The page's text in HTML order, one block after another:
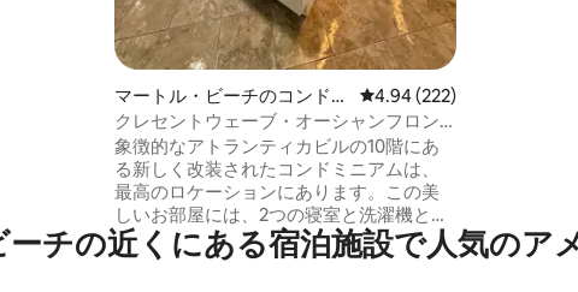
ング、ア
マートル・ビーチのコンドミ
ニアム
レビュー222件、5つ星中
4.94 (222)
クレセントウェーブ・オーシャンフロン
ト/プライムロケーション
象徴的なアトランティカビルの10階にあ
る新しく改装されたコンドミニアムは、
最高のロケーションにあります。この美
しいお部屋には、2つの寝室と洗濯機と乾
燥機を備えた2つのバスルームがありま
す。すべて新しいキッチンには、調理に
くつろぐの
チの近⁠く⁠にあ⁠る宿⁠泊⁠施⁠設で人⁠気⁠のア⁠